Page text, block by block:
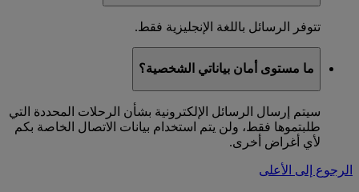
تتوفر الرسائل باللغة الإنجليزية فقط.
ما مستوى أمان بياناتي الشخصية؟
سيتم إرسال الرسائل الإلكترونية بشأن الرحلات المحددة التي
طلبتموها فقط، ولن يتم استخدام بيانات الاتصال الخاصة بكم
لأي أغراض أخرى.
الرجوع إلى الأعلى